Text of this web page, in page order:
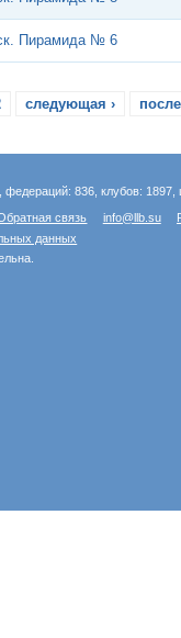
Пирамида № 6
следующая ›
федераций: 836, клубов:
связь info@llb.su
данных